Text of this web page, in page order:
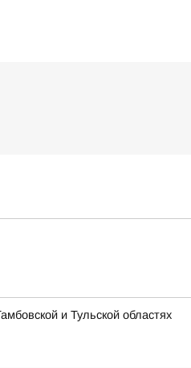
и Тульской областях